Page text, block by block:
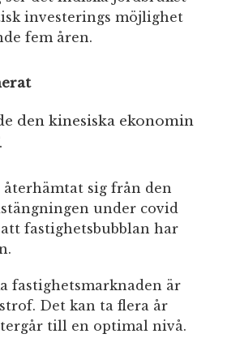
investerings möjlighet
fem åren.
den kinesiska ekonomin
sig från den
under covid
fastighetsbubblan har
fastighetsmarknaden är
Det kan ta flera år
till en optimal nivå.